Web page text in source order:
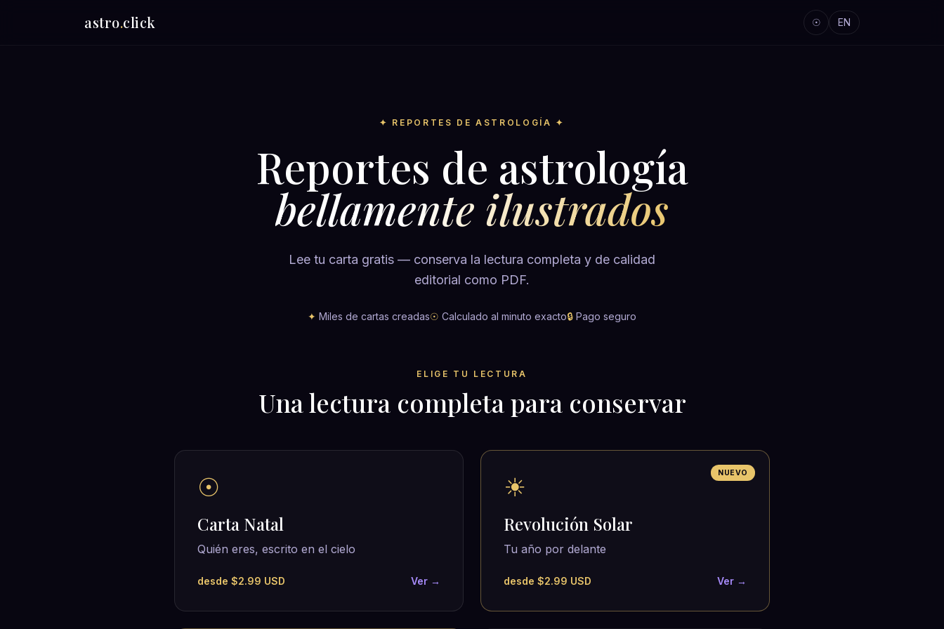
astro.click ☉ EN
✦ REPORTES DE ASTROLOGÍA ✦
Reportes de astrología
bellamente ilustrados
Lee tu carta gratis — conserva la lectura completa y de calidad
editorial como PDF.
✦ Miles de cartas creadas☉ Calculado al minuto exacto🔒 Pago seguro
ELIGE TU LECTURA
Una lectura completa para conservar
☉
Carta Natal
Quién eres, escrito en el cielo
desde $2.99 USD Ver →
NUEVO
☀
Revolución Solar
Tu año por delante
desde $2.99 USD Ver →